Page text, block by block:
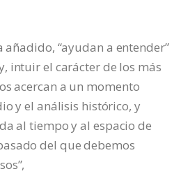
añadido, “ayudan a entender”
intuir el carácter de los más
acercan a un momento
y el análisis histórico, y
al tiempo y al espacio de
del que debemos